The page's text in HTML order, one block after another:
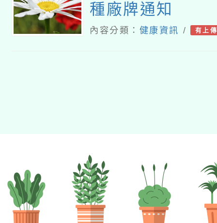
種廠牌通知
內容分類： 健康資訊 / 有上